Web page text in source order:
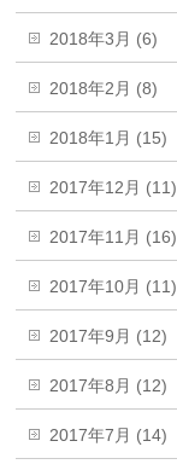
2018年3月 (6)
2018年2月 (8)
2018年1月 (15)
2017年12月 (11)
2017年11月 (16)
2017年10月 (11)
2017年9月 (12)
2017年8月 (12)
2017年7月 (14)